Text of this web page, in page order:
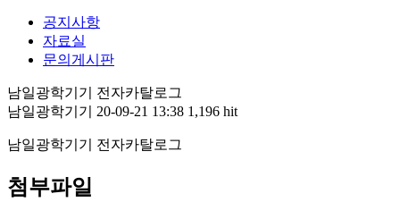
공지사항
자료실
문의게시판
남일광학기기 전자카탈로그
남일광학기기
20-09-21 13:38 1,196 hit
남일광학기기 전자카탈로그
첨부파일